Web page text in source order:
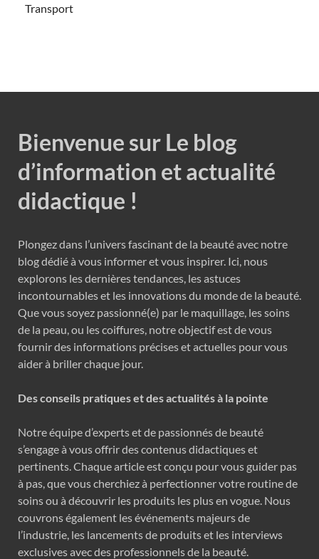
Transport
Bienvenue sur Le blog
d’information et actualité
didactique !
Plongez dans l’univers fascinant de la beauté avec notre
blog dédié à vous informer et vous inspirer. Ici, nous
explorons les dernières tendances, les astuces
incontournables et les innovations du monde de la beauté.
Que vous soyez passionné(e) par le maquillage, les soins
de la peau, ou les coiffures, notre objectif est de vous
fournir des informations précises et actuelles pour vous
aider à briller chaque jour.
Des conseils pratiques et des actualités à la pointe
Notre équipe d’experts et de passionnés de beauté
s’engage à vous offrir des contenus didactiques et
pertinents. Chaque article est conçu pour vous guider pas
à pas, que vous cherchiez à perfectionner votre routine de
soins ou à découvrir les produits les plus en vogue. Nous
couvrons également les événements majeurs de
l’industrie, les lancements de produits et les interviews
exclusives avec des professionnels de la beauté.